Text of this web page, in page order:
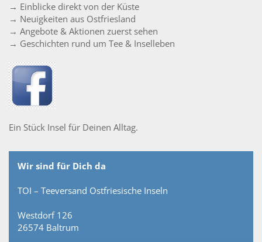
→ Einblicke direkt von der Küste
→ Neuigkeiten aus Ostfriesland
→ Angebote & Aktionen zuerst sehen
→ Geschichten rund um Tee & Inselleben
Ein Stück Insel für Deinen Alltag.
Wir sind für Dich da
TOI – Teeversand Ostfriesische Inseln
Westdorf 126
26574 Baltrum